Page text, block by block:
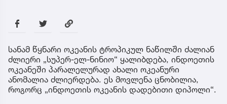
სანამ წყნარი ოკეანის ტროპიკულ ნაწილში ძალიან
ძლიერი „სუპერ-ელ-ნინიო“ ყალიბდება, ინდოეთის
ოკეანეში პარალელურად ახალი ოკეანური
ანომალია ძლიერდება. ეს მოვლენა ცნობილია,
როგორც „ინდოეთის ოკეანის დადებითი დიპოლი“.